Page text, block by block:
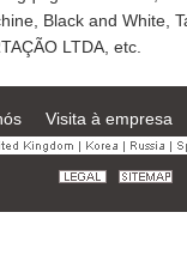
Black and White,
LTDA, etc.
Visita à empresa